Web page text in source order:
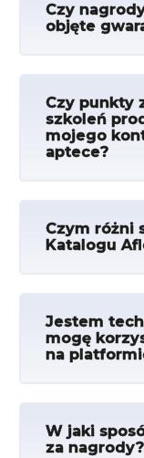
Czy
objęte
Czy punkty
szkoleń
mojego
aptece?
Czym różni
Katalogu
Jestem
mogę
na
W jaki
za nagrody?